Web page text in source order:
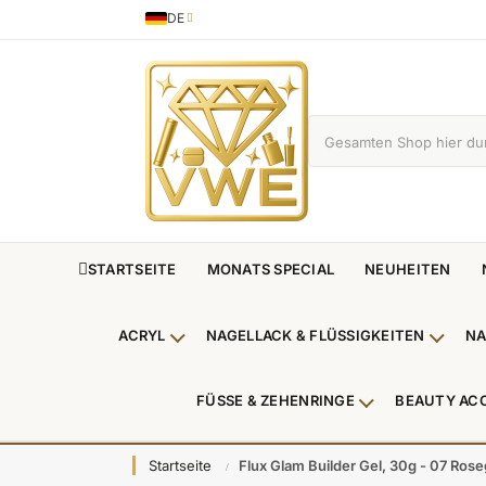
Sprache
DE
German
STARTSEITE MONATS SPECIAL NEUHEITEN
ACRYL Untermenü Acryl anzeigen
NAGELLACK & FLÜSSIGKEITEN
FÜSSE & ZEHENRINGE Untermenü
BEAUTY
Startseite Flux Glam Builder Gel, 30g - 07